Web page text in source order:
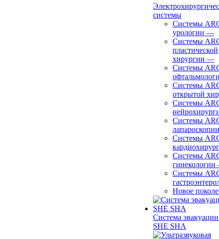
системы
Системы
урологии —
Системы
пластической
хирургии —
Системы
Системы
открытой
Системы
Системы
лапароскопии
Системы
Системы
гинекологии
Системы
Новое
Система
SHE SHA